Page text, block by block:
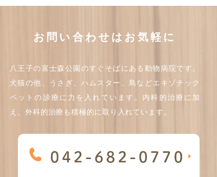
お問い合わせはお気軽に
八王子の富士森公園のすぐそばにある動物病院です。
犬猫の他、うさぎ、ハムスター、鳥などエキゾチック
ペットの診療に力を入れています。内科的治療に加
え、外科的治療も積極的に取り入れています。